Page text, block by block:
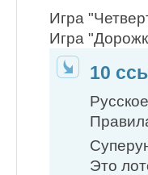
Игра
Игра
10
Это